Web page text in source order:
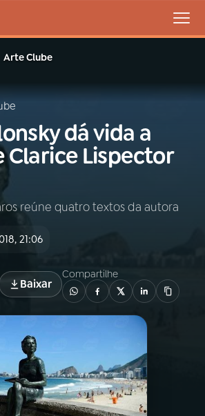
Buscar
AO VIVO
Arte Clube
dá vida a
Clarice Lispector
reúne quatro textos da autora
21:06
Baixar
Compartilhe